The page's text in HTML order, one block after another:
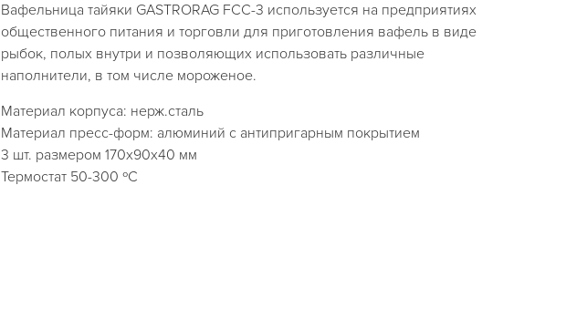
Вафельница тайяки GASTRORAG FCC-3 используется на предприятиях
общественного питания и торговли для приготовления вафель в виде
рыбок, полых внутри и позволяющих использовать различные
наполнители, в том числе мороженое.
Материал корпуса: нерж.сталь
Материал пресс-форм: алюминий с антипригарным покрытием
3 шт. размером 170х90х40 мм
Термостат 50-300 ºС